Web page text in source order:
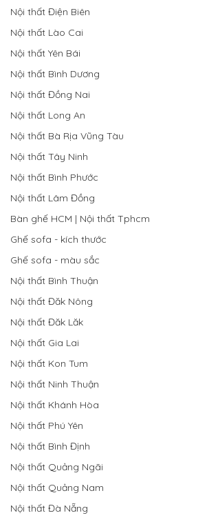
Nội thất Điện Biên
Nội thất Lào Cai
Nội thất Yên Bái
Nội thất Bình Dương
Nội thất Đồng Nai
Nội thất Long An
Nội thất Bà Rịa Vũng Tàu
Nội thất Tây Ninh
Nội thất Bình Phước
Nội thất Lâm Đồng
Bàn ghế HCM | Nội thất Tphcm
Ghế sofa - kích thước
Ghế sofa - màu sắc
Nội thất Bình Thuận
Nội thất Đăk Nông
Nội thất Đăk Lăk
Nội thất Gia Lai
Nội thất Kon Tum
Nội thất Ninh Thuận
Nội thất Khánh Hòa
Nội thất Phú Yên
Nội thất Bình Định
Nội thất Quảng Ngãi
Nội thất Quảng Nam
Nội thất Đà Nẵng